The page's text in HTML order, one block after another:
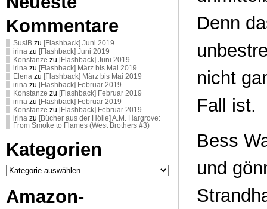
Kommentare
SusiB zu [Flashback] Juni 2019
irina zu [Flashback] Juni 2019
Konstanze zu [Flashback] Juni 2019
irina zu [Flashback] März bis Mai 2019
Elena zu [Flashback] März bis Mai 2019
irina zu [Flashback] Februar 2019
Konstanze zu [Flashback] Februar 2019
irina zu [Flashback] Februar 2019
Konstanze zu [Flashback] Februar 2019
irina zu [Bücher aus der Hölle] A.M. Hargrove:
From Smoke to Flames (West Brothers #3)
Kategorien
Kategorien
Amazon-
Denn
nicht
Fall ist.
Bess
und